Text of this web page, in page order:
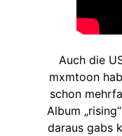
Auch die
mxmtoon
schon
Album
daraus gabs